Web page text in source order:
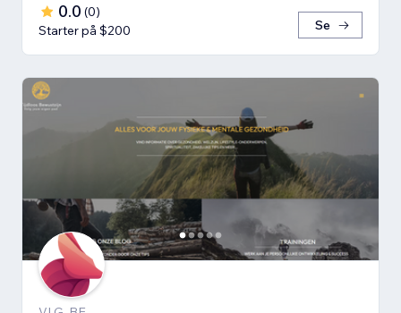
0.0 (0)
Starter på $200
Se